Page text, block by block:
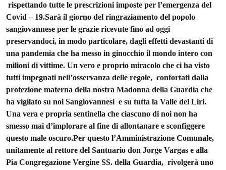
rispettando tutte le prescrizioni imposte per l’emergenza del
Covid – 19.Sarà il giorno del ringraziamento del popolo
sangiovannese per le grazie ricevute fino ad oggi
preservandoci, in modo particolare, dagli effetti devastanti di
una pandemia che ha messo in ginocchio il mondo intero con
milioni di vittime. Un vero e proprio miracolo che ci ha visto
tutti impegnati nell’osservanza delle regole, confortati dalla
protezione materna della nostra Madonna della Guardia che
ha vigilato su noi Sangiovannesi e su tutta la Valle del Liri.
Una vera e propria sentinella che ciascuno di noi non ha
smesso mai d’implorare al fine di allontanare e sconfiggere
questo male oscuro.Per questo l’Amministrazione Comunale,
unitamente al rettore del Santuario don Jorge Vargas e alla
Pia Congregazione Vergine SS. della Guardia, rivolgerà uno